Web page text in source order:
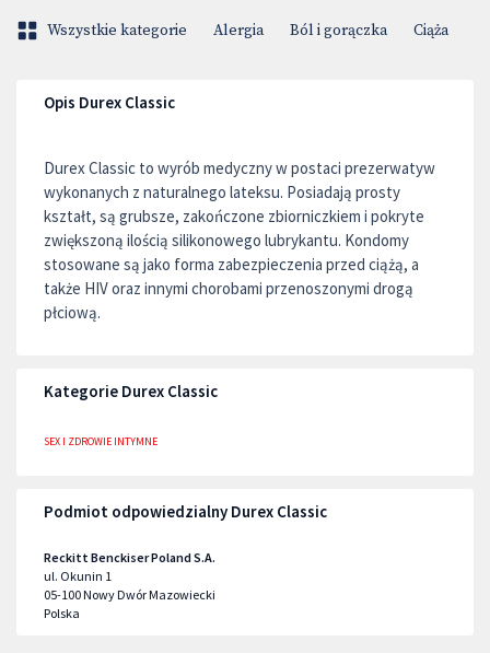
Wszystkie kategorie Alergia Ból i gorączka Ciąża
Opis Durex Classic
Durex Classic to wyrób medyczny w postaci prezerwatyw
wykonanych z naturalnego lateksu. Posiadają prosty
kształt, są grubsze, zakończone zbiorniczkiem i pokryte
zwiększoną ilością silikonowego lubrykantu. Kondomy
stosowane są jako forma zabezpieczenia przed ciążą, a
także HIV oraz innymi chorobami przenoszonymi drogą
płciową.
Kategorie Durex Classic
SEX I ZDROWIE INTYMNE
Podmiot odpowiedzialny Durex Classic
Reckitt Benckiser Poland S.A.
ul. Okunin 1
05-100Nowy Dwór Mazowiecki
Polska